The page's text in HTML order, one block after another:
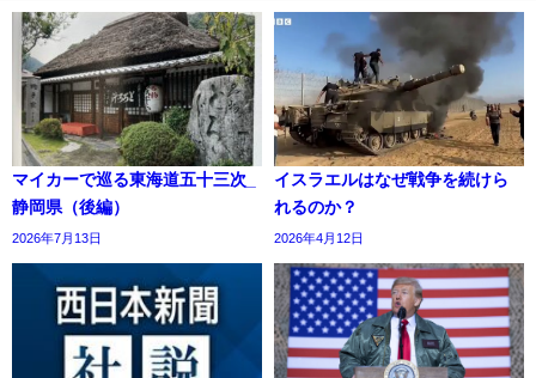
マイカーで巡る東海道五十三次_
静岡県（後編）
2026年7月13日
イスラエルはなぜ戦争を続けら
れるのか？
2026年4月12日